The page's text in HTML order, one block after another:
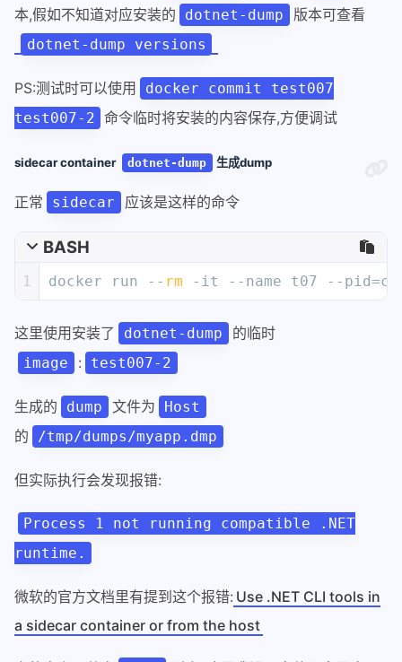
16
17
18
19
20
21
23
25
28
29
30
32
apt-get update
apt-get install -y dotnet-sdk-5.0
####install dump tool
dotnet tool install --global dotnet-
###should get error: dotnet-dump fails
dotnet-dump collect -p 1 -o /tmp/
docker cp test007:/tmp/webservice.dmp
本,假如不知道对应安装的
dotnet-dump 版本可查看
dotnet-dump versions
PS:测试时可以使用
docker commit test007
test007-2 命令临时将安装的内容保存,方便调试
sidecar container dotnet-dump 生成dump
正常 sidecar 应该是这样的命令
BASH
1 docker run -- rm -it --name t07 --
这里使用安装了 dotnet-dump 的临时
image : test007-2
生成的 dump 文件为 Host
的 /tmp/dumps/myapp.dmp
但实际执行会发现报错:
Process 1 not running compatible .NET
runtime.
微软的官方文档里有提到这个报错: Use .NET CLI tools in
a sidecar container or from the host